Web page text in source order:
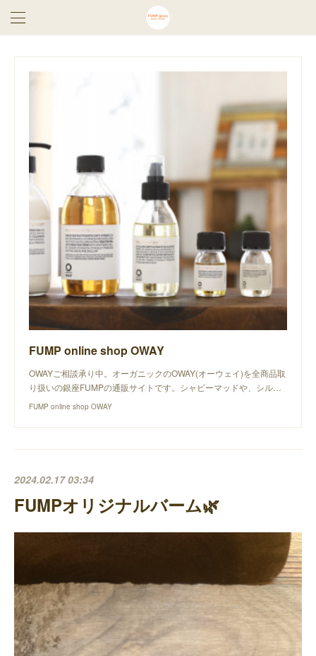
FUMP online shop OWAY
OWAYご相談承り中。オーガニックのOWAY(オーウェイ)を全商品取
り扱いの銀座FUMPの通販サイトです。シャビーマッドや、シル…
FUMP online shop OWAY
2024.02.17 03:34
FUMPオリジナルバーム🌿